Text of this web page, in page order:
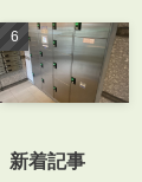
新着記事